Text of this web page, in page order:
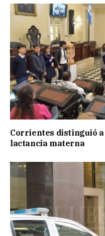
Corrientes distinguió
lactancia materna